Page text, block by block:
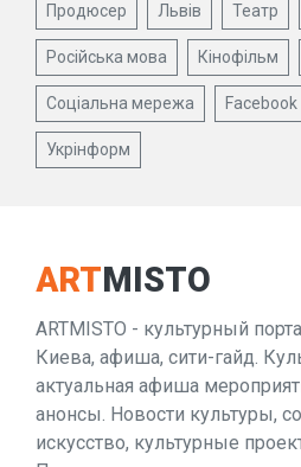
Продюсер Львів Театр
Російська мова Кінофільм
Соціальна мережа Facebook
Укрінформ
ARTMISTO
ARTMISTO - культурный
Киева, афиша, сити-гайд.
актуальная афиша
анонсы. Новости культуры,
искусство, культурные